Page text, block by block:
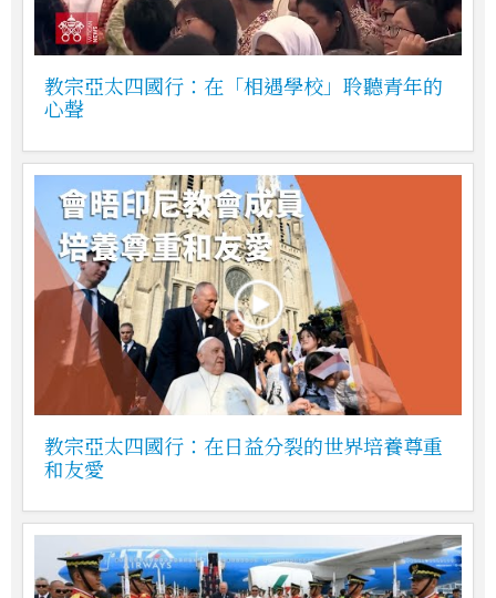
教宗亞太四國行：在「相遇學校」聆聽青年的
心聲
教宗亞太四國行：在日益分裂的世界培養尊重
和友愛